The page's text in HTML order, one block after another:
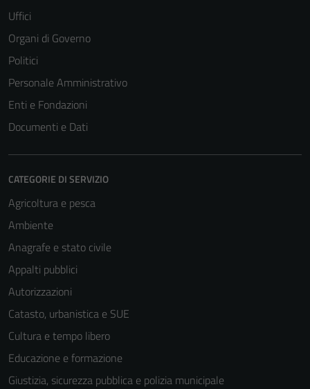
Uffici
Organi di Governo
Politici
Personale Amministrativo
Enti e Fondazioni
Documenti e Dati
CATEGORIE DI SERVIZIO
Agricoltura e pesca
Ambiente
Anagrafe e stato civile
Appalti pubblici
Autorizzazioni
Catasto, urbanistica e SUE
Cultura e tempo libero
Educazione e formazione
Giustizia, sicurezza pubblica e polizia municipale